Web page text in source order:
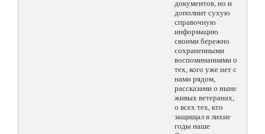
документов, но и
дополнит сухую
справочную
информацию
своими бережно
сохраненными
воспоминаниями о
тех, кого уже нет с
нами рядом,
рассказами о ныне
живых ветеранах,
о всех тех, кто
защищал в лихие
годы наше